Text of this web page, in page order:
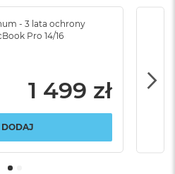
- 3 lata ochrony
Pro 14/16
1 499 zł
DODAJ